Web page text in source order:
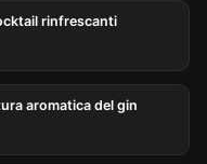
rinfrescanti
aromatica del gin